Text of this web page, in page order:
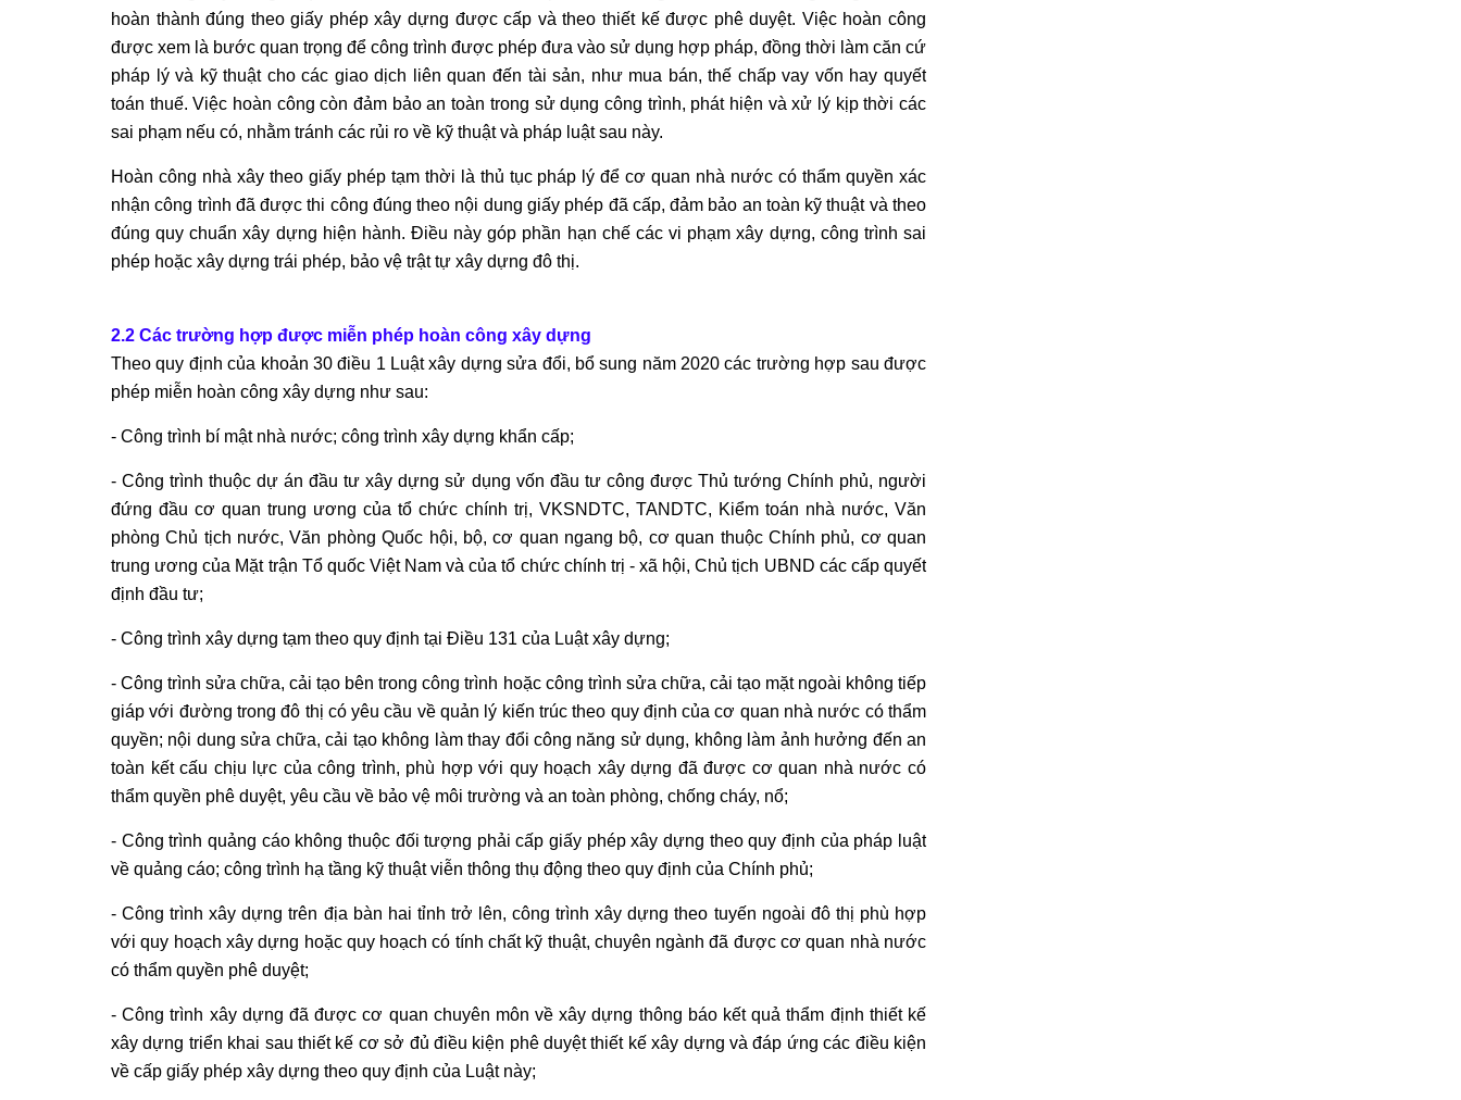
hoàn thành đúng theo giấy phép xây dựng được cấp và theo thiết kế được phê duyệt. Việc hoàn công
được xem là bước quan trọng để công trình được phép đưa vào sử dụng hợp pháp, đồng thời làm căn cứ
pháp lý và kỹ thuật cho các giao dịch liên quan đến tài sản, như mua bán, thế chấp vay vốn hay quyết
toán thuế. Việc hoàn công còn đảm bảo an toàn trong sử dụng công trình, phát hiện và xử lý kịp thời các
sai phạm nếu có, nhằm tránh các rủi ro về kỹ thuật và pháp luật sau này.
Hoàn công nhà xây theo giấy phép tạm thời là thủ tục pháp lý để cơ quan nhà nước có thẩm quyền xác
nhận công trình đã được thi công đúng theo nội dung giấy phép đã cấp, đảm bảo an toàn kỹ thuật và theo
đúng quy chuẩn xây dựng hiện hành. Điều này góp phần hạn chế các vi phạm xây dựng, công trình sai
phép hoặc xây dựng trái phép, bảo vệ trật tự xây dựng đô thị.
2.2 Các trường hợp được miễn phép hoàn công xây dựng
Theo quy định của khoản 30 điều 1 Luật xây dựng sửa đổi, bổ sung năm 2020 các trường hợp sau được
phép miễn hoàn công xây dựng như sau:
- Công trình bí mật nhà nước; công trình xây dựng khẩn cấp;
- Công trình thuộc dự án đầu tư xây dựng sử dụng vốn đầu tư công được Thủ tướng Chính phủ, người
đứng đầu cơ quan trung ương của tổ chức chính trị, VKSNDTC, TANDTC, Kiểm toán nhà nước, Văn
phòng Chủ tịch nước, Văn phòng Quốc hội, bộ, cơ quan ngang bộ, cơ quan thuộc Chính phủ, cơ quan
trung ương của Mặt trận Tổ quốc Việt Nam và của tổ chức chính trị - xã hội, Chủ tịch UBND các cấp quyết
định đầu tư;
- Công trình xây dựng tạm theo quy định tại Điều 131 của Luật xây dựng;
- Công trình sửa chữa, cải tạo bên trong công trình hoặc công trình sửa chữa, cải tạo mặt ngoài không tiếp
giáp với đường trong đô thị có yêu cầu về quản lý kiến trúc theo quy định của cơ quan nhà nước có thẩm
quyền; nội dung sửa chữa, cải tạo không làm thay đổi công năng sử dụng, không làm ảnh hưởng đến an
toàn kết cấu chịu lực của công trình, phù hợp với quy hoạch xây dựng đã được cơ quan nhà nước có
thẩm quyền phê duyệt, yêu cầu về bảo vệ môi trường và an toàn phòng, chống cháy, nổ;
- Công trình quảng cáo không thuộc đối tượng phải cấp giấy phép xây dựng theo quy định của pháp luật
về quảng cáo; công trình hạ tầng kỹ thuật viễn thông thụ động theo quy định của Chính phủ;
- Công trình xây dựng trên địa bàn hai tỉnh trở lên, công trình xây dựng theo tuyến ngoài đô thị phù hợp
với quy hoạch xây dựng hoặc quy hoạch có tính chất kỹ thuật, chuyên ngành đã được cơ quan nhà nước
có thẩm quyền phê duyệt;
- Công trình xây dựng đã được cơ quan chuyên môn về xây dựng thông báo kết quả thẩm định thiết kế
xây dựng triển khai sau thiết kế cơ sở đủ điều kiện phê duyệt thiết kế xây dựng và đáp ứng các điều kiện
về cấp giấy phép xây dựng theo quy định của Luật này;